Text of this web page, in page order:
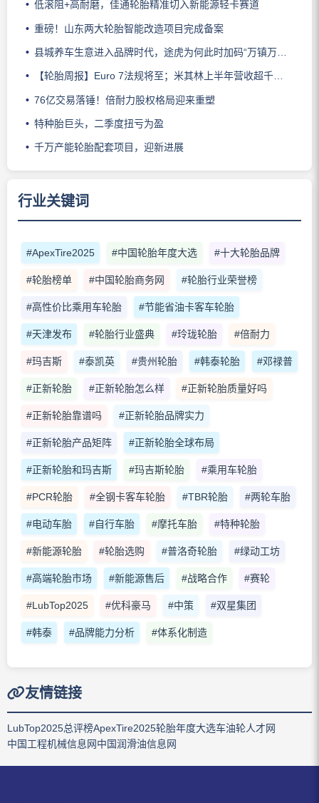
低滚阻+高耐磨，佳通轮胎精准切入新能源轻卡赛道
重磅！山东两大轮胎智能改造项目完成备案
县城养车生意进入品牌时代，途虎为何此时加码“万镇万店”？
【轮胎周报】Euro 7法规将至；米其林上半年营收超千亿；倍耐力上半年盈利稳增；龙星炭黑斩获欧洲近万吨订单
76亿交易落锤！倍耐力股权格局迎来重塑
特种胎巨头，二季度扭亏为盈
千万产能轮胎配套项目，迎新进展
行业关键词
#ApexTire2025 #中国轮胎年度大选 #十大轮胎品牌
#轮胎榜单 #中国轮胎商务网 #轮胎行业荣誉榜
#高性价比乘用车轮胎 #节能省油卡客车轮胎
#天津发布 #轮胎行业盛典 #玲珑轮胎 #倍耐力
#玛吉斯 #泰凯英 #贵州轮胎 #韩泰轮胎 #邓禄普
#正新轮胎 #正新轮胎怎么样 #正新轮胎质量好吗
#正新轮胎靠谱吗 #正新轮胎品牌实力
#正新轮胎产品矩阵 #正新轮胎全球布局
#正新轮胎和玛吉斯 #玛吉斯轮胎 #乘用车轮胎
#PCR轮胎 #全钢卡客车轮胎 #TBR轮胎 #两轮车胎
#电动车胎 #自行车胎 #摩托车胎 #特种轮胎
#新能源轮胎 #轮胎选购 #普洛奇轮胎 #绿动工坊
#高端轮胎市场 #新能源售后 #战略合作 #赛轮
#LubTop2025 #优科豪马 #中策 #双星集团
#韩泰 #品牌能力分析 #体系化制造
友情链接
LubTop2025总评榜ApexTire2025轮胎年度大选车油轮人才网
中国工程机械信息网中国润滑油信息网